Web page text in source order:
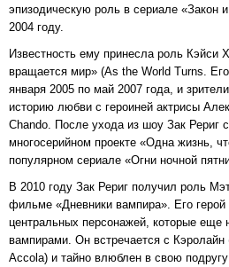
эпизодическую роль в сериале «Закон
2004 году.
Известность ему принесла роль Кэйси
вращается мир» (As the World Turns.
января 2005 по май 2007 года, и
историю любви с героиней актрисы
Chando. После ухода из шоу Зак Рериг
многосерийном проекте «Одна жизнь,
популярном сериале «Огни ночной
В 2010 году Зак Рериг получил роль
фильме «Дневники вампира». Его герой
центральных персонажей, которые еще
вампирами. Он встречается с
Accola) и тайно влюблен в свою